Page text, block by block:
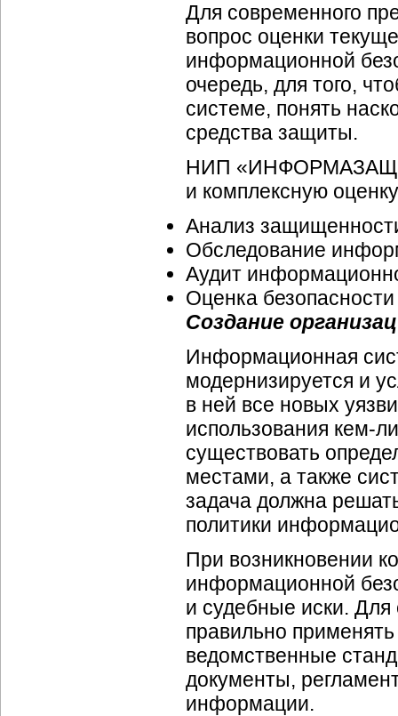
Для современного
вопрос оценки
информационной
очередь, для того,
системе, понять
средства защиты.
НИП
и комплексную
Анализ
Обследование
Аудит
Оценка
Создание
Информационная
модернизируется и
в ней все новых
использования кем-
существовать
местами, а также
задача должна
политики
При возникновении
информационной
и судебные иски. Для
правильно
ведомственные
документы,
информации.